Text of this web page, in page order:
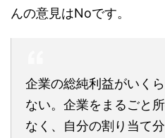
んの意見はNoです。
企業の総純利益がいく
ない。企業をまるごと
なく、自分の割り当て